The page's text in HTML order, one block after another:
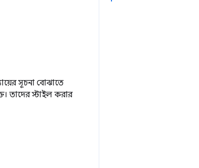
সূচনা বোঝাতে
তাদের স্টাইল করার